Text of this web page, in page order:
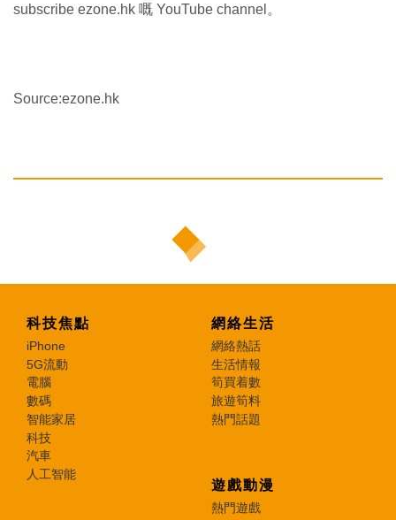
subscribe ezone.hk 嘅 YouTube channel。
Source:ezone.hk
科技焦點
iPhone
5G流動
電腦
數碼
智能家居
科技
汽車
人工智能
網絡生活
網絡熱話
生活情報
筍買着數
旅遊筍料
熱門話題
遊戲動漫
熱門遊戲